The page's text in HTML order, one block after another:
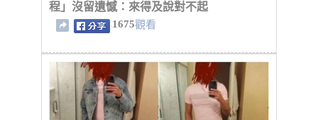
程」沒留遺憾：來得及說對不起
1675觀看